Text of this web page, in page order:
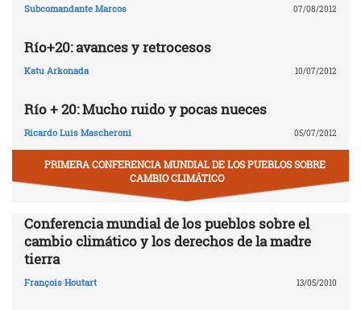
Subcomandante Marcos 07/08/2012
Río+20: avances y retrocesos
Katu Arkonada 10/07/2012
Río + 20: Mucho ruido y pocas nueces
Ricardo Luis Mascheroni 05/07/2012
PRIMERA CONFERENCIA MUNDIAL DE LOS PUEBLOS SOBRE
CAMBIO CLIMÁTICO
Conferencia mundial de los pueblos sobre el
cambio climático y los derechos de la madre
tierra
François Houtart 13/05/2010